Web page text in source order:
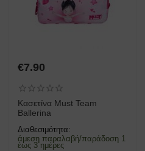
€7.90
Κασετίνα Must Team
Ballerina
Διαθεσιμότητα:
άμεση παραλαβή/παράδοση 1
έως 3 ημέρες